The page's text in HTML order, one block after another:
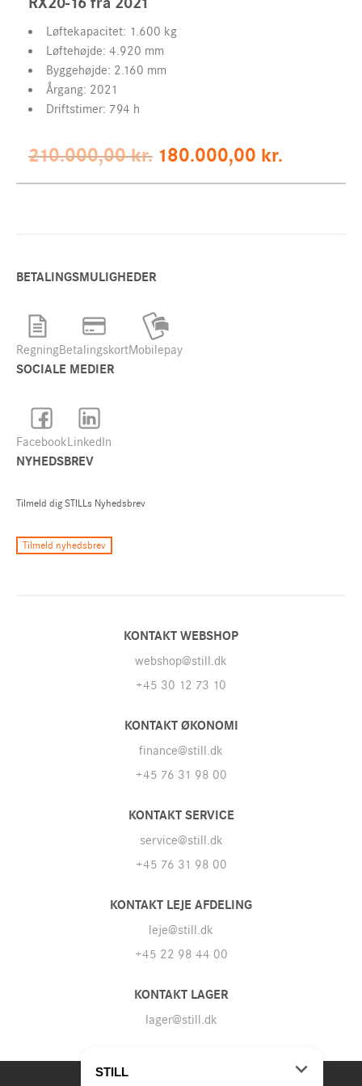
Løftekapacitet: 1.600 kg
Løftehøjde: 4.920 mm
Byggehøjde: 2.160 mm
Årgang: 2021
Driftstimer: 794 h
210.000,00kr. Original
180.000,00 kr.
BETALINGSMULIGHEDER
RegningBetalingskortMobilepay
SOCIALE MEDIER
FacebookLinkedIn
NYHEDSBREV
Tilmeld dig STILLs Nyhedsbrev
Tilmeld nyhedsbrev
KONTAKT WEBSHOP
webshop@still.dk
+45 30 12 73 10
KONTAKT ØKONOMI
finance@still.dk
+45 76 31 98 00
KONTAKT SERVICE
service@still.dk
+45 76 31 98 00
KONTAKT LEJE AFDELING
leje@still.dk
+45 22 98 44 00
KONTAKT LAGER
lager@still.dk